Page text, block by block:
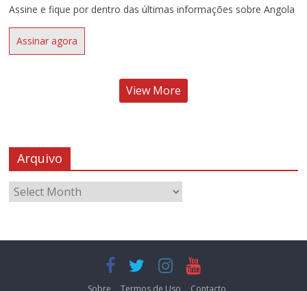
Assine e fique por dentro das últimas informações sobre Angola
Assinar agora
View More
Arquivo
Sobre Termos de Uso Contacto